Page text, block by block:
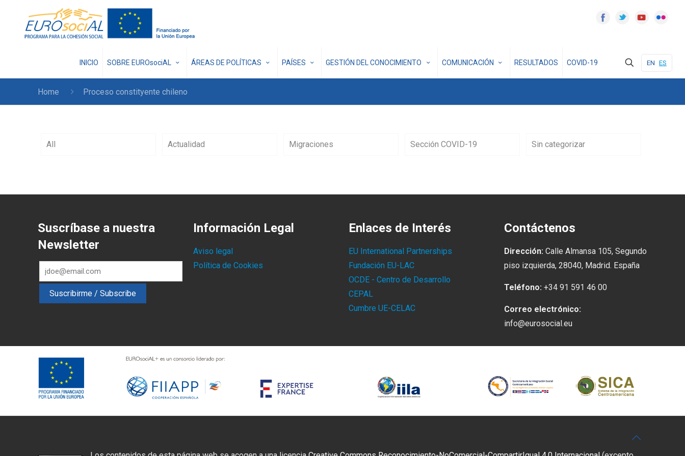
INICIO SOBRE EUROsociAL ÁREAS DE POLÍTICAS PAÍSES GESTIÓN DEL CONOCIMIENTO COMUNICACIÓN RESULTADOS COVID-19 EN ES
Home Proceso constityente chileno
All Actualidad Migraciones Sección COVID-19 Sin categorizar
Suscríbase a nuestra
Newsletter
Información Legal
Aviso legal
Política de Cookies
Enlaces de Interés
EU International Partnerships
Fundación EU-LAC
OCDE - Centro de Desarrollo
CEPAL
Cumbre UE-CELAC
Contáctenos
Dirección: Calle Almansa 105, Segundo
piso izquierda, 28040, Madrid. España
Teléfono: +34 91 591 46 00
Correo electrónico:
info@eurosocial.eu